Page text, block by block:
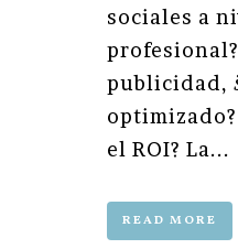
sociales a
publicidad,
optimizado?
el ROI? La...
READ MORE